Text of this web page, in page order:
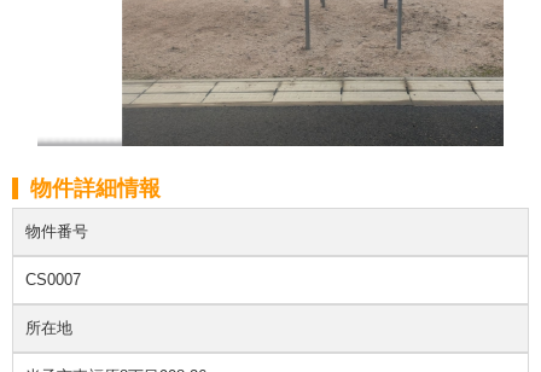
物件詳細情報
物件番号
CS0007
所在地